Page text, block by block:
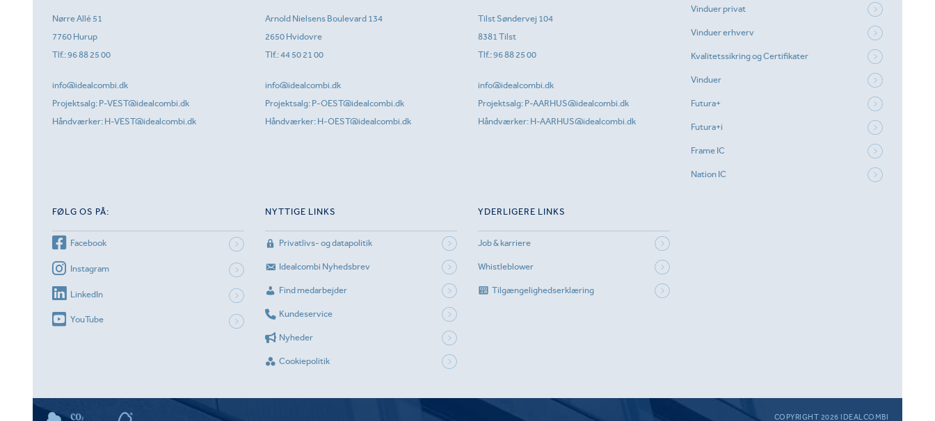
Nørre Allé 51
7760 Hurup
Tlf.:96 88 25 00
info@idealcombi.dk
Projektsalg: P-VEST@idealcombi.dk
Håndværker: H-VEST@idealcombi.dk
Arnold Nielsens Boulevard 134
2650 Hvidovre
Tlf.:44 50 21 00
info@idealcombi.dk
Projektsalg: P-OEST@idealcombi.dk
Håndværker: H-OEST@idealcombi.dk
Tilst Søndervej 104
8381 Tilst
Tlf.:96 88 25 00
info@idealcombi.dk
Projektsalg: P-AARHUS@idealcombi.dk
Håndværker: H-AARHUS@idealcombi.dk
Vinduer privat
Vinduer erhverv
Kvalitetssikring og Certifikater
Vinduer
Futura+
Futura+i
Frame IC
Nation IC
FØLG OS PÅ:
Facebook
Instagram
LinkedIn
YouTube
NYTTIGE LINKS
Privatlivs- og datapolitik
Idealcombi Nyhedsbrev
Find medarbejder
Kundeservice
Nyheder
Cookiepolitik
YDERLIGERE LINKS
Job & karriere
Whistleblower
Tilgængelighedserklæring
COPYRIGHT 2026 IDEALCOMBI